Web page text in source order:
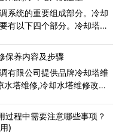
系统的重要组成部分。冷却
有以下四个部分。冷却塔噪
个部分。冷却塔进排气噪
保养内容及步骤
有限公司提供品牌冷却塔维
水塔维修,冷却水塔维修改造
水质处理，免费查看现场，
备
过程中需要注意哪些事项？
)